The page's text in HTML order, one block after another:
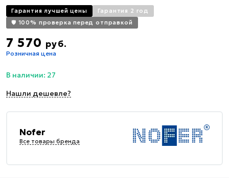
Гарантия лучшей цены
Гарантия 2 год
🛡️ 100% проверка перед отправкой
7 570 руб.
Розничная цена
В наличии: 27
Нашли дешевле?
Nofer
Все товары бренда